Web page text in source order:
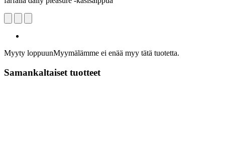
Myyty loppuunMyymälämme ei enää myy tätä tuotetta.
Samankaltaiset tuotteet